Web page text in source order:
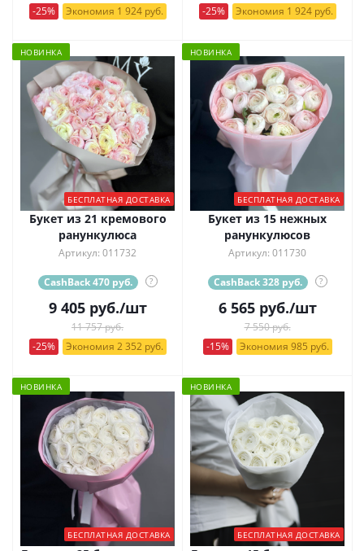
-25%
Экономия 1 924 руб.
-25%
Экономия 1 924 руб.
НОВИНКА
БЕСПЛАТНАЯ ДОСТАВКА
Букет из 21 кремового
ранункулюса
Артикул: 011732
CashBack 470 руб. ?
9 405руб./шт
11 757 руб.
-25%
Экономия 2 352 руб.
НОВИНКА
БЕСПЛАТНАЯ ДОСТАВКА
Букет из 15 нежных
ранункулюсов
Артикул: 011730
CashBack 328 руб. ?
6 565руб./шт
7 550 руб.
-15%
Экономия 985 руб.
НОВИНКА
БЕСПЛАТНАЯ ДОСТАВКА
НОВИНКА
БЕСПЛАТНАЯ ДОСТАВКА